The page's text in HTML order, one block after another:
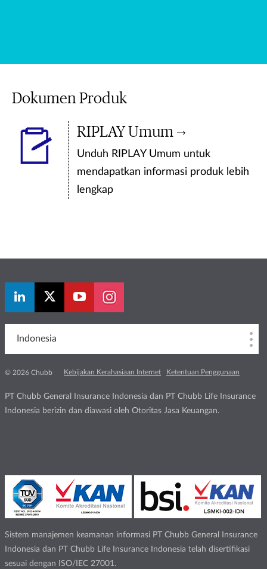
Dokumen Produk
RIPLAY Umum
Unduh RIPLAY Umum untuk
mendapatkan informasi produk lebih
lengkap
Indonesia
© 2026 Chubb Kebijakan Kerahasiaan Internet Ketentuan Penggunaan
PT Chubb General Insurance Indonesia dan PT Chubb Life Insurance
Indonesia berizin dan diawasi oleh Otoritas Jasa Keuangan.
Sistem manajemen keamanan informasi PT Chubb General Insurance
Indonesia dan PT Chubb Life Insurance Indonesia telah disertifikasi
sesuai dengan ISO/IEC 27001.